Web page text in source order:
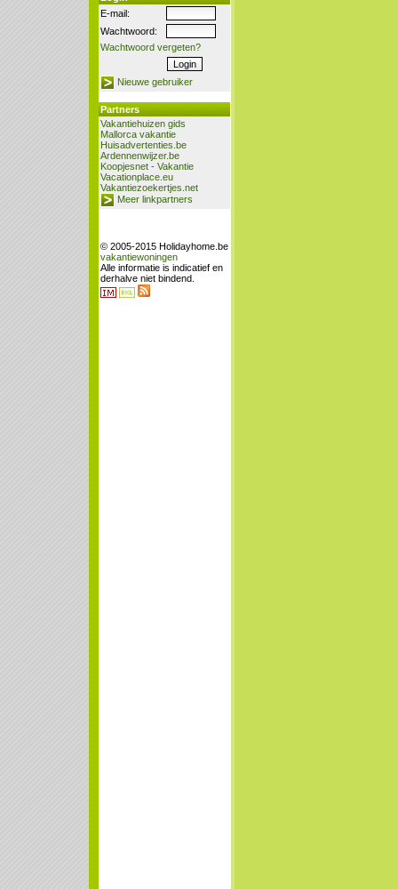
E-mail:
Wachtwoord:
Wachtwoord vergeten?
Nieuwe gebruiker
Partners
Vakantiehuizen gids
Mallorca vakantie
Huisadvertenties.be
Ardennenwijzer.be
Koopjesnet - Vakantie
Vacationplace.eu
Vakantiezoekertjes.net
Meer linkpartners
© 2005-2015 Holidayhome.be
vakantiewoningen
Alle informatie is indicatief en
derhalve niet bindend.